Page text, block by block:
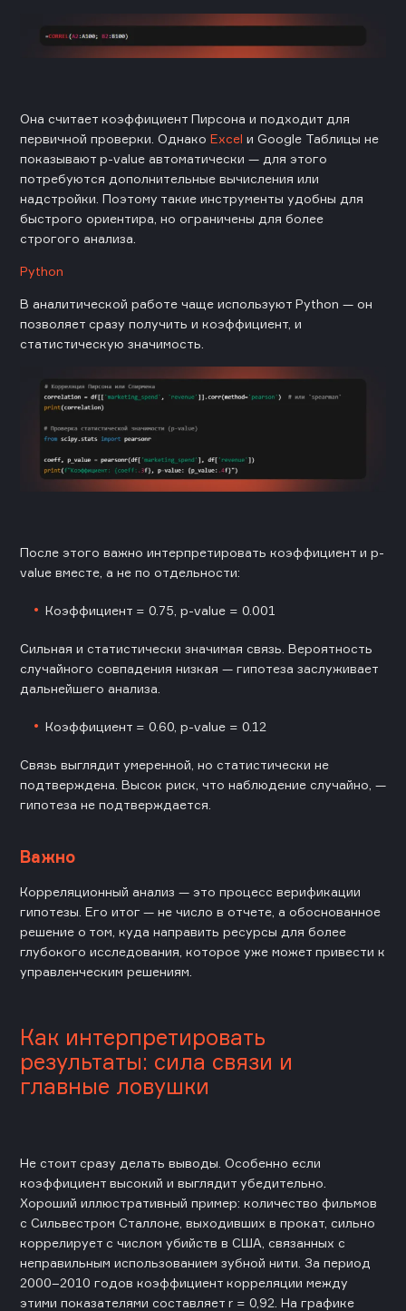
Она считает коэффициент Пирсона и подходит для
первичной проверки. Однако Excel и Google Таблицы не
показывают p-value автоматически — для этого
потребуются дополнительные вычисления или
надстройки. Поэтому такие инструменты удобны для
быстрого ориентира, но ограничены для более
строгого анализа.
Python
В аналитической работе чаще используют Python — он
позволяет сразу получить и коэффициент, и
статистическую значимость.
После этого важно интерпретировать коэффициент и p-
value вместе, а не по отдельности:
Коэффициент = 0.75, p-value = 0.001
Сильная и статистически значимая связь. Вероятность
случайного совпадения низкая — гипотеза заслуживает
дальнейшего анализа.
Коэффициент = 0.60, p-value = 0.12
Связь выглядит умеренной, но статистически не
подтверждена. Высок риск, что наблюдение случайно, —
гипотеза не подтверждается.
Важно
Корреляционный анализ — это процесс верификации
гипотезы. Его итог — не число в отчете, а обоснованное
решение о том, куда направить ресурсы для более
глубокого исследования, которое уже может привести к
управленческим решениям.
Как интерпретировать
результаты: сила связи и
главные ловушки
Не стоит сразу делать выводы. Особенно если
коэффициент высокий и выглядит убедительно.
Хороший иллюстративный пример: количество фильмов
с Сильвестром Сталлоне, выходивших в прокат, сильно
коррелирует с числом убийств в США, связанных с
неправильным использованием зубной нити. За период
2000–2010 годов коэффициент корреляции между
этими показателями составляет r = 0,92. На графике